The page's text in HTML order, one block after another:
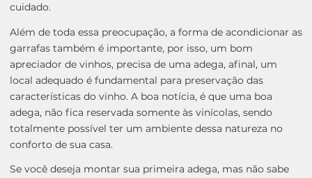
cuidado.
Além de toda essa preocupação, a forma de acondicionar as
garrafas também é importante, por isso, um bom
apreciador de vinhos, precisa de uma adega, afinal, um
local adequado é fundamental para preservação das
características do vinho. A boa notícia, é que uma boa
adega, não fica reservada somente às vinícolas, sendo
totalmente possível ter um ambiente dessa natureza no
conforto de sua casa.
Se você deseja montar sua primeira adega, mas não sabe